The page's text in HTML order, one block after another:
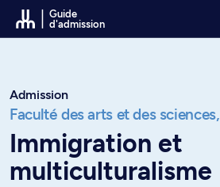
Passer au contenu
Guide
d'admission
Admission
Faculté des arts et des sciences,
Immigration et
multiculturalisme